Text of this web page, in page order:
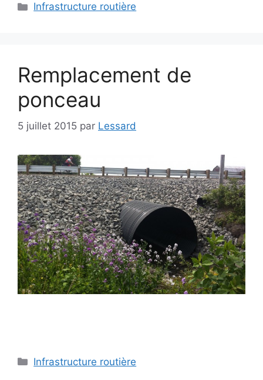
Infrastructure routière
Remplacement de
ponceau
5 juillet 2015 par Lessard
Infrastructure routière